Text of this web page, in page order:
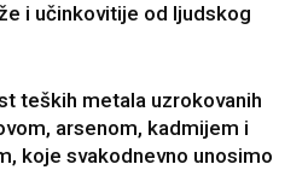
i učinkovitije od ljudskog
teških metala uzrokovanih
arsenom, kadmijem i
koje svakodnevno unosimo